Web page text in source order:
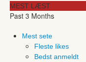
MEST LÆST
Past 3 Months
Mest sete
Fleste likes
Bedst anmeldt